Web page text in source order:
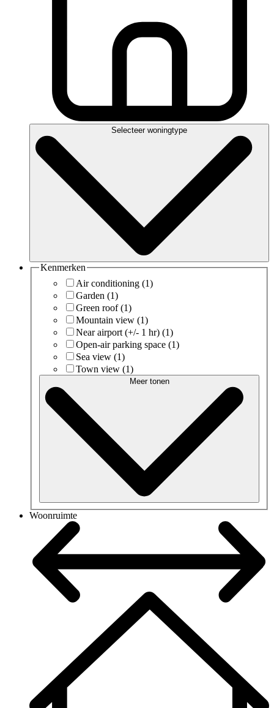
Selecteer woningtype
Kenmerken
Air conditioning (1)
Garden (1)
Green roof(1)
Mountain view (1)
Near airport (+/- 1 hr) (1)
Open-air parking space (1)
Sea view (1)
Town view (1)
Meer tonen
Woonruimte